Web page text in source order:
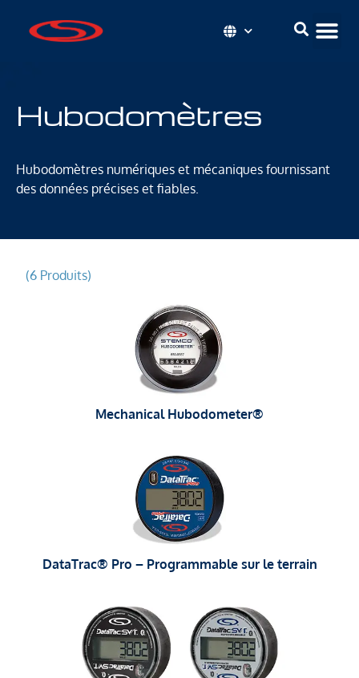
Hubodomètres
Hubodomètres numériques et mécaniques fournissant
des données précises et fiables.
(6 Produits)
Mechanical Hubodometer®
DataTrac® Pro – Programmable sur le terrain